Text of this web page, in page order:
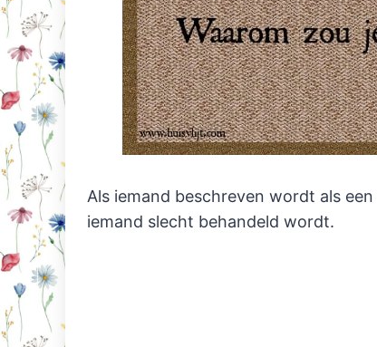
Als iemand beschreven wordt als een
iemand slecht behandeld wordt.